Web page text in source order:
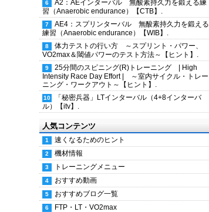
A2：AEインターバル 無酸素持久力を鍛える練
習（Anaerobic endurance）【CTB】.
AE4：スプリンターバル 無酸素持久力を鍛える
練習（Anaerobic endurance）【WIB】.
体力テストの行い方 ～スプリント・パワー、
VO2max＆閾値パワーのテスト方法～【ヒント】.
25分間のスピニング(R)トレーニング | High
Intensity Race Day Effort | ～室内サイクル・トレー
ニング・ワークアウト～【ヒント】.
「秘密兵器」LTインターバル（4+8インターバ
ル）【itv】.
人気コンテンツ
速くなるためのヒント
機材情報
トレーニングメニュー
おすすめ動画
おすすめブログ一覧
FTP・LT・VO2max